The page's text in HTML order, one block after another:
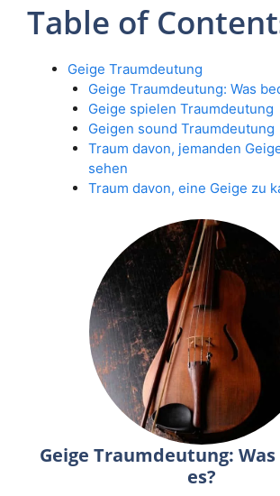
Table of
Geige Traumdeutung
Geige Traumdeutung: Was
Geige spielen Traumdeutung
Geigen sound Traumdeutung
Traum davon, jemanden
sehen
Traum davon, eine Geige zu
Geige Traumdeutung:
es?